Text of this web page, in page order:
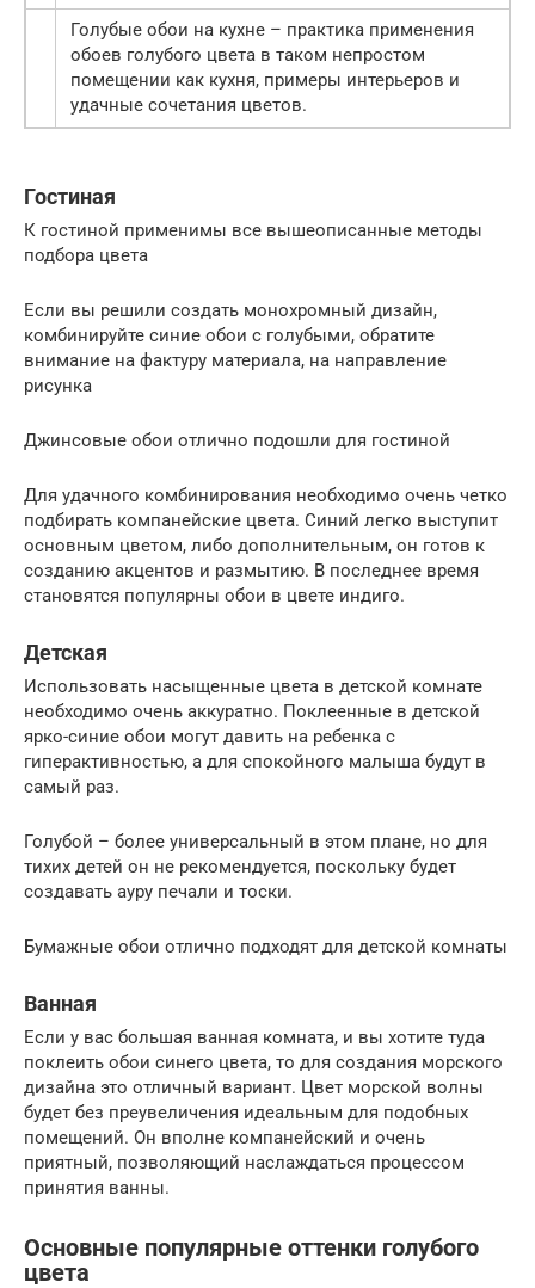
Голубые обои на кухне – практика применения
обоев голубого цвета в таком непростом
помещении как кухня, примеры интерьеров и
удачные сочетания цветов.
Гостиная
К гостиной применимы все вышеописанные методы
подбора цвета
Если вы решили создать монохромный дизайн,
комбинируйте синие обои с голубыми, обратите
внимание на фактуру материала, на направление
рисунка
Джинсовые обои отлично подошли для гостиной
Для удачного комбинирования необходимо очень четко
подбирать компанейские цвета. Синий легко выступит
основным цветом, либо дополнительным, он готов к
созданию акцентов и размытию. В последнее время
становятся популярны обои в цвете индиго.
Детская
Использовать насыщенные цвета в детской комнате
необходимо очень аккуратно. Поклеенные в детской
ярко-синие обои могут давить на ребенка с
гиперактивностью, а для спокойного малыша будут в
самый раз.
Голубой – более универсальный в этом плане, но для
тихих детей он не рекомендуется, поскольку будет
создавать ауру печали и тоски.
Бумажные обои отлично подходят для детской комнаты
Ванная
Если у вас большая ванная комната, и вы хотите туда
поклеить обои синего цвета, то для создания морского
дизайна это отличный вариант. Цвет морской волны
будет без преувеличения идеальным для подобных
помещений. Он вполне компанейский и очень
приятный, позволяющий наслаждаться процессом
принятия ванны.
Основные популярные оттенки голубого
цвета